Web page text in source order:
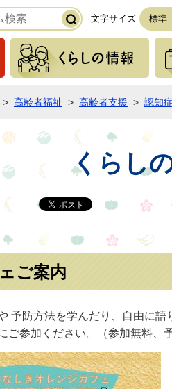
文字サイズ 標準
緊急の情報 く
> 高齢者福祉 > 高齢者支援 > 認知
くらし
ご案内
予防方法を学んだり、自由に語
参加ください。（参加無料、